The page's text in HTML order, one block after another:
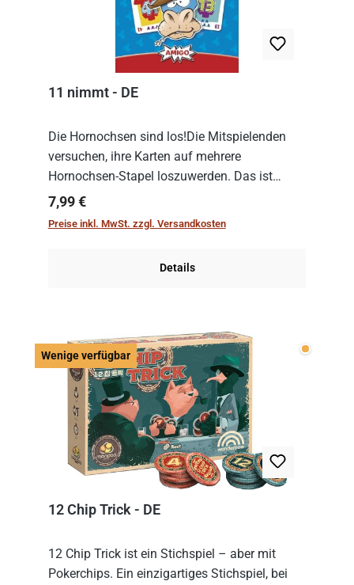
11 nimmt - DE
Die Hornochsen sind los!Die Mitspielenden
versuchen, ihre Karten auf mehrere
Hornochsen-Stapel loszuwerden. Das ist
kniffliger als gedacht, denn die Differenz
zwischen ausgespielter Karte und der
Regulärer Preis:
7,99 €
Preise inkl. MwSt. zzgl. Versandkosten
Details
Wenige verfügbar Wenige
12 Chip Trick - DE
12 Chip Trick ist ein Stichspiel – aber mit
Pokerchips. Ein einzigartiges Stichspiel, bei